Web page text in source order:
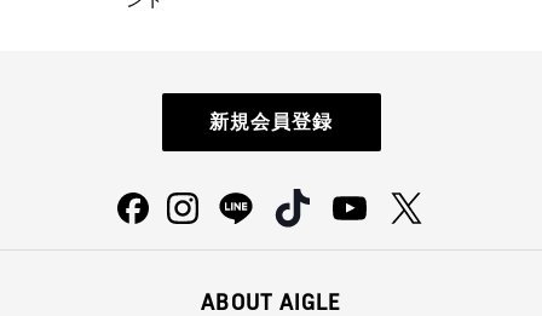
新規会員登録
ABOUT AIGLE